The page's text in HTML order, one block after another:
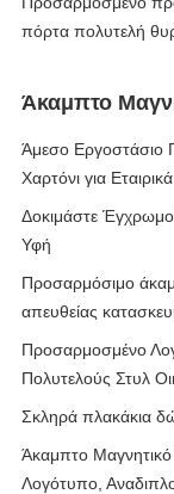
πόρτα πολυτελή
Άκαμπτο
Άμεσο Εργοστάσιο
Χαρτόνι για
Δοκιμάστε Έγχρωμο
Υφή
Προσαρμόσιμο
απευθείας
Προσαρμοσμένο
Πολυτελούς Στυλ
Σκληρά πλακάκια
Άκαμπτο
Λογότυπο,